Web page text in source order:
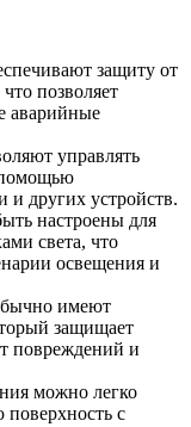
защиту от
позволяет
аварийные
управлять
и других устройств.
настроены для
света, что
освещения и
имеют
защищает
повреждений и
можно легко
поверхность с